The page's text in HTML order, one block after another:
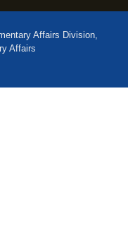
Affairs Division,
Affairs